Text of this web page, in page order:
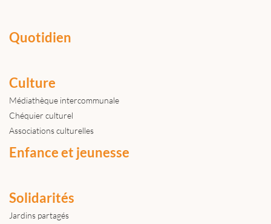
Quotidien
Culture
Médiathèque intercommunale
Chéquier culturel
Associations culturelles
Enfance et jeunesse
Solidarités
Jardins partagés